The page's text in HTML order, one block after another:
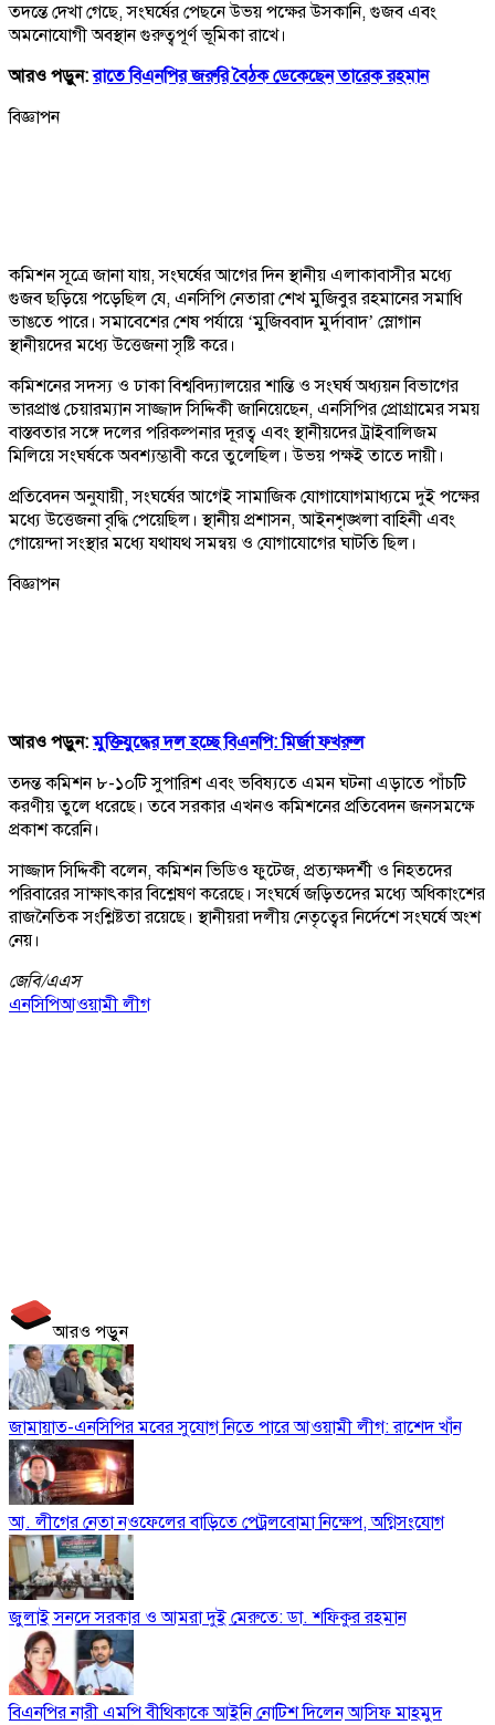
তদন্তে দেখা গেছে, সংঘর্ষের পেছনে উভয় পক্ষের উসকানি, গুজব এবং
অমনোযোগী অবস্থান গুরুত্বপূর্ণ ভূমিকা রাখে।
আরও পড়ুন:রাতে বিএনপির জরুরি বৈঠক ডেকেছেন তারেক রহমান
বিজ্ঞাপন
কমিশন সূত্রে জানা যায়, সংঘর্ষের আগের দিন স্থানীয় এলাকাবাসীর মধ্যে
গুজব ছড়িয়ে পড়েছিল যে, এনসিপি নেতারা শেখ মুজিবুর রহমানের সমাধি
ভাঙতে পারে। সমাবেশের শেষ পর্যায়ে ‘মুজিববাদ মুর্দাবাদ’ স্লোগান
স্থানীয়দের মধ্যে উত্তেজনা সৃষ্টি করে।
কমিশনের সদস্য ও ঢাকা বিশ্ববিদ্যালয়ের শান্তি ও সংঘর্ষ অধ্যয়ন বিভাগের
ভারপ্রাপ্ত চেয়ারম্যান সাজ্জাদ সিদ্দিকী জানিয়েছেন, এনসিপির প্রোগ্রামের সময়
বাস্তবতার সঙ্গে দলের পরিকল্পনার দূরত্ব এবং স্থানীয়দের ট্রাইবালিজম
মিলিয়ে সংঘর্ষকে অবশ্যম্ভাবী করে তুলেছিল। উভয় পক্ষই তাতে দায়ী।
প্রতিবেদন অনুযায়ী, সংঘর্ষের আগেই সামাজিক যোগাযোগমাধ্যমে দুই পক্ষের
মধ্যে উত্তেজনা বৃদ্ধি পেয়েছিল। স্থানীয় প্রশাসন, আইনশৃঙ্খলা বাহিনী এবং
গোয়েন্দা সংস্থার মধ্যে যথাযথ সমন্বয় ও যোগাযোগের ঘাটতি ছিল।
বিজ্ঞাপন
আরও পড়ুন:মুক্তিযুদ্ধের দল হচ্ছে বিএনপি: মির্জা ফখরুল
তদন্ত কমিশন ৮-১০টি সুপারিশ এবং ভবিষ্যতে এমন ঘটনা এড়াতে পাঁচটি
করণীয় তুলে ধরেছে। তবে সরকার এখনও কমিশনের প্রতিবেদন জনসমক্ষে
প্রকাশ করেনি।
সাজ্জাদ সিদ্দিকী বলেন, কমিশন ভিডিও ফুটেজ, প্রত্যক্ষদর্শী ও নিহতদের
পরিবারের সাক্ষাৎকার বিশ্লেষণ করেছে। সংঘর্ষে জড়িতদের মধ্যে অধিকাংশের
রাজনৈতিক সংশ্লিষ্টতা রয়েছে। স্থানীয়রা দলীয় নেতৃত্বের নির্দেশে সংঘর্ষে অংশ
নেয়।
জেবি/এএস
এনসিপিআওয়ামী লীগ
আরও পড়ুন
জামায়াত-এনসিপির মবের সুযোগ নিতে পারে আওয়ামী লীগ: রাশেদ খাঁন
আ. লীগের নেতা নওফেলের বাড়িতে পেট্রলবোমা নিক্ষেপ, অগ্নিসংযোগ
জুলাই সনদে সরকার ও আমরা দুই মেরুতে: ডা. শফিকুর রহমান
বিএনপির নারী এমপি বীথিকাকে আইনি নোটিশ দিলেন আসিফ মাহমুদ